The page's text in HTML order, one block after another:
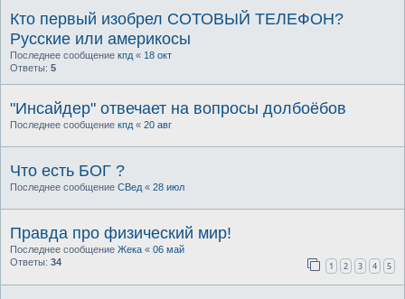
Кто первый изобрел СОТОВЫЙ ТЕЛЕФОН?
Русские или америкосы
Последнее сообщение кпд « 18 окт
Ответы: 5
"Инсайдер" отвечает на вопросы долбоёбов
Последнее сообщение кпд « 20 авг
Что есть БОГ ?
Последнее сообщение СВед « 28 июл
Правда про физический мир!
Последнее сообщение Жека « 06 май
Ответы: 34 1 2 3 4 5